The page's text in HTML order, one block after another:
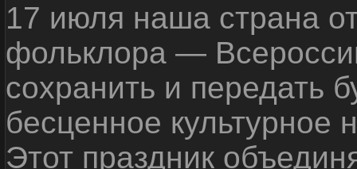
17 июля наша страна
фольклора —
сохранить и передать
бесценное культурное
Этот праздник